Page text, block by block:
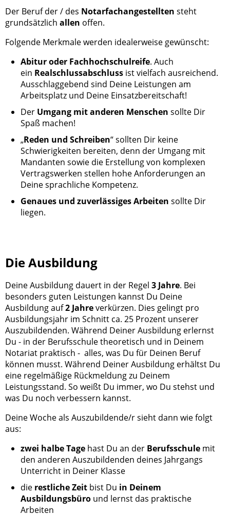
Der Beruf der / des Notarfachangestellten steht
grundsätzlich allen offen.
Folgende Merkmale werden idealerweise gewünscht:
Abitur oder Fachhochschulreife. Auch
ein Realschlussabschluss ist vielfach ausreichend.
Ausschlaggebend sind Deine Leistungen am
Arbeitsplatz und Deine Einsatzbereitschaft!
Der Umgang mit anderen Menschen sollte Dir
Spaß machen!
„Reden und Schreiben“ sollten Dir keine
Schwierigkeiten bereiten, denn der Umgang mit
Mandanten sowie die Erstellung von komplexen
Vertragswerken stellen hohe Anforderungen an
Deine sprachliche Kompetenz.
Genaues und zuverlässiges Arbeiten sollte Dir
liegen.
Die Ausbildung
Deine Ausbildung dauert in der Regel 3 Jahre. Bei
besonders guten Leistungen kannst Du Deine
Ausbildung auf2 Jahreverkürzen. Dies gelingt pro
Ausbildungsjahr im Schnitt ca. 25 Prozent unserer
Auszubildenden. Während Deiner Ausbildung erlernst
Du - in der Berufsschule theoretisch und in Deinem
Notariat praktisch - alles, was Du für Deinen Beruf
können musst. Während Deiner Ausbildung erhältst Du
eine regelmäßige Rückmeldung zu Deinem
Leistungsstand. So weißt Du immer, wo Du stehst und
was Du noch verbessern kannst.
Deine Woche als Auszubildende/r sieht dann wie folgt
aus:
zwei halbe Tage hast Du an der Berufsschule mit
den anderen Auszubildenden deines Jahrgangs
Unterricht in Deiner Klasse
die restliche Zeit bist Du in Deinem
Ausbildungsbüro und lernst das praktische
Arbeiten